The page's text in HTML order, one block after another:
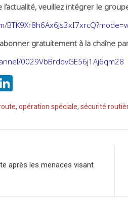
veuillez intégrer le
gratuitement à la chaîne
0029VbBrdovGE56j1Aj6qm28
ke
dI
, opération spéciale, sécurité
après les menaces visant